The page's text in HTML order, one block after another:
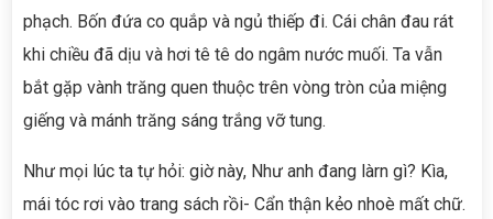
phạch. Bốn đứa co quắp và ngủ thiếp đi. Cái chân đau rát
khi chiều đã dịu và hơi tê tê do ngâm nước muối. Ta vẫn
bắt gặp vành trăng quen thuộc trên vòng tròn của miệng
giếng và mánh trăng sáng trắng vỡ tung.
Như mọi lúc ta tự hỏi: giờ này, Như anh đang làrn gì? Kìa,
mái tóc rơi vào trang sách rồi- Cẩn thận kẻo nhoè mất chữ.